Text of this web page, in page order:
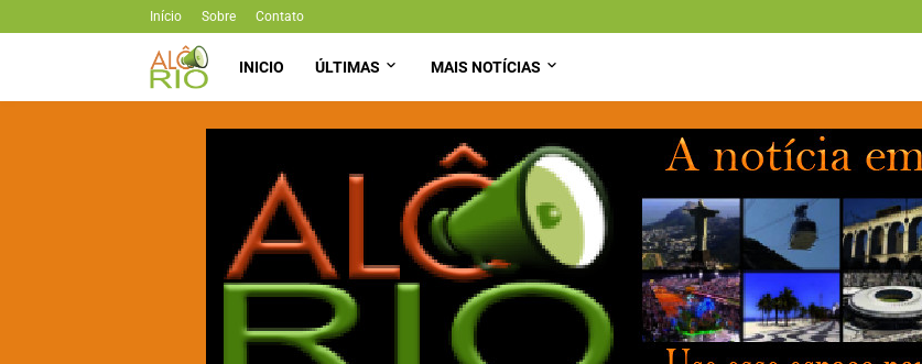
Início Sobre Contato
INICIO ÚLTIMAS MAIS NOTÍCIAS